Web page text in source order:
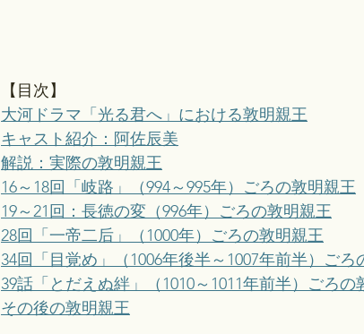
【目次】
大河ドラマ「光る君へ」における敦明親王
キャスト紹介：阿佐辰美
解説：実際の敦明親王
16～18回「岐路」（994～995年）ごろの敦明親王
19～21回：長徳の変（996年）ごろの敦明親王
28回「一帝二后」（1000年）ごろの敦明親王
34回「目覚め」（1006年後半～1007年前半）ごろ
39話「とだえぬ絆」（1010～1011年前半）ごろの
その後の敦明親王